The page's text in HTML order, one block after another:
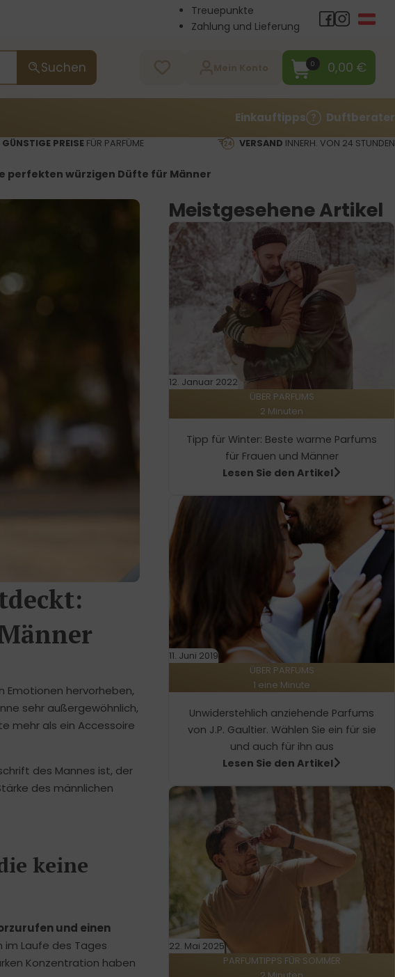
Treuepunkte
Zahlung und Lieferung
Suchen 0 0,00 €
Einkauftipps Duftberater
GÜNSTIGE PREISE FÜR PARFÜME VERSAND INNERH. VON 24 STUNDEN
perfekten würzigen Düfte für Männer
Emotionen hervorheben,
sehr außergewöhnlich,
mehr als ein Accessoire
des Mannes ist, der
des männlichen
keine
und einen
Laufe des Tages
Konzentration haben
Meistgesehene Artikel
12. Januar 2022
ÜBER PARFUMS
2 Minuten
Tipp für Winter: Beste warme Parfums
für Frauen und Männer
Lesen Sie den Artikel
11. Juni 2019
ÜBER PARFUMS
1 eine Minute
Unwiderstehlich anziehende Parfums
von J.P. Gaultier. Wählen Sie ein für sie
und auch für ihn aus
Lesen Sie den Artikel
22. Mai 2025
PARFUMTIPPS FÜR SOMMER